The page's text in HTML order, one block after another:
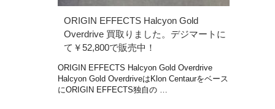
ORIGIN EFFECTS Halcyon Gold
Overdrive 買取りました。デジマートに
て￥52,800で販売中！
ORIGIN EFFECTS Halcyon Gold Overdrive
Halcyon Gold OverdriveはKlon Centaurをベース
にORIGIN EFFECTS独自の …